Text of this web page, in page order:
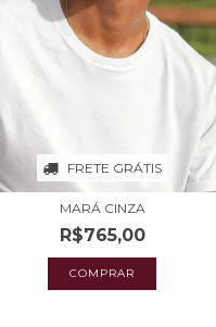
FRETE GRÁTIS
MARÁ CINZA
R$765,00